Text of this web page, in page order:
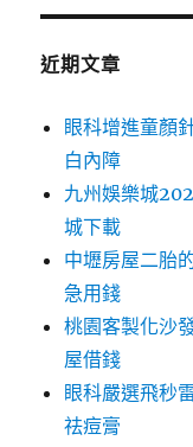
鍵
近期文章
眼科增進童顏
白內障
九州娛樂城
城下載
中壢房屋二胎
急用錢
桃園客製化沙
屋借錢
眼科嚴選飛秒
祛痘膏